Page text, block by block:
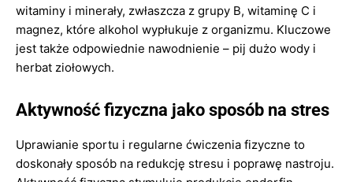
witaminy i minerały, zwłaszcza z grupy B, witaminę C i
magnez, które alkohol wypłukuje z organizmu. Kluczowe
jest także odpowiednie nawodnienie – pij dużo wody i
herbat ziołowych.
Aktywność fizyczna jako sposób na stres
Uprawianie sportu i regularne ćwiczenia fizyczne to
doskonały sposób na redukcję stresu i poprawę nastroju.